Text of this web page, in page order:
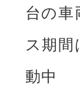
台の
ス期間
動中